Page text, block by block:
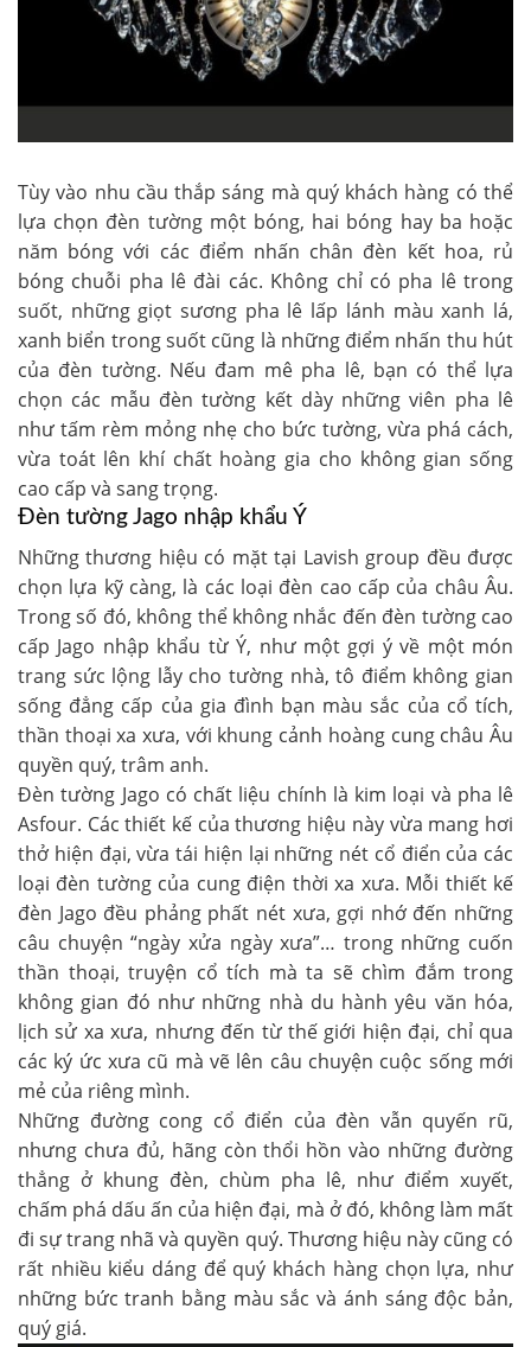
Tùy vào nhu cầu thắp sáng mà quý khách hàng có thể
lựa chọn đèn tường một bóng, hai bóng hay ba hoặc
năm bóng với các điểm nhấn chân đèn kết hoa, rủ
bóng chuỗi pha lê đài các. Không chỉ có pha lê trong
suốt, những giọt sương pha lê lấp lánh màu xanh lá,
xanh biển trong suốt cũng là những điểm nhấn thu hút
của đèn tường. Nếu đam mê pha lê, bạn có thể lựa
chọn các mẫu đèn tường kết dày những viên pha lê
như tấm rèm mỏng nhẹ cho bức tường, vừa phá cách,
vừa toát lên khí chất hoàng gia cho không gian sống
cao cấp và sang trọng.
Đèn tường Jago nhập khẩu Ý
Những thương hiệu có mặt tại Lavish group đều được
chọn lựa kỹ càng, là các loại đèn cao cấp của châu Âu.
Trong số đó, không thể không nhắc đến đèn tường cao
cấp Jago nhập khẩu từ Ý, như một gợi ý về một món
trang sức lộng lẫy cho tường nhà, tô điểm không gian
sống đẳng cấp của gia đình bạn màu sắc của cổ tích,
thần thoại xa xưa, với khung cảnh hoàng cung châu Âu
quyền quý, trâm anh.
Đèn tường Jago có chất liệu chính là kim loại và pha lê
Asfour. Các thiết kế của thương hiệu này vừa mang hơi
thở hiện đại, vừa tái hiện lại những nét cổ điển của các
loại đèn tường của cung điện thời xa xưa. Mỗi thiết kế
đèn Jago đều phảng phất nét xưa, gợi nhớ đến những
câu chuyện “ngày xửa ngày xưa”… trong những cuốn
thần thoại, truyện cổ tích mà ta sẽ chìm đắm trong
không gian đó như những nhà du hành yêu văn hóa,
lịch sử xa xưa, nhưng đến từ thế giới hiện đại, chỉ qua
các ký ức xưa cũ mà vẽ lên câu chuyện cuộc sống mới
mẻ của riêng mình.
Những đường cong cổ điển của đèn vẫn quyến rũ,
nhưng chưa đủ, hãng còn thổi hồn vào những đường
thẳng ở khung đèn, chùm pha lê, như điểm xuyết,
chấm phá dấu ấn của hiện đại, mà ở đó, không làm mất
đi sự trang nhã và quyền quý. Thương hiệu này cũng có
rất nhiều kiểu dáng để quý khách hàng chọn lựa, như
những bức tranh bằng màu sắc và ánh sáng độc bản,
quý giá.